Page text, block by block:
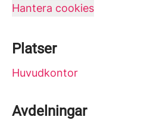
Hantera cookies
Platser
Huvudkontor
Avdelningar